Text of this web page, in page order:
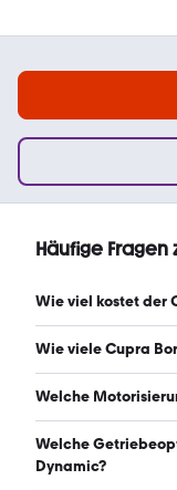
Häufige Fragen
Wie viel kostet der
Ein guter Preis für
starten ab 276 €
Wie viele Cupra
Es gibt insgesamt
Welche
Der Cupra Born
und 231 PS.
Welche
Dynamic?